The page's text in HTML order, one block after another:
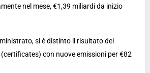
nel mese, €1,39 miliardi da inizio
si è distinto il risultato dei
con nuove emissioni per €82